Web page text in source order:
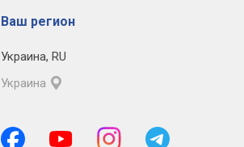
Ваш регион
Украина, RU
Украина